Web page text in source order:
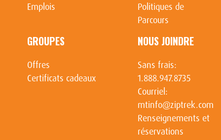
Emplois
Politiques de
Parcours
GROUPES
Offres
Certificats cadeaux
NOUS JOINDRE
Sans frais:
1.888.947.8735
Courriel:
mtinfo@ziptrek.com
Renseignements et
réservations